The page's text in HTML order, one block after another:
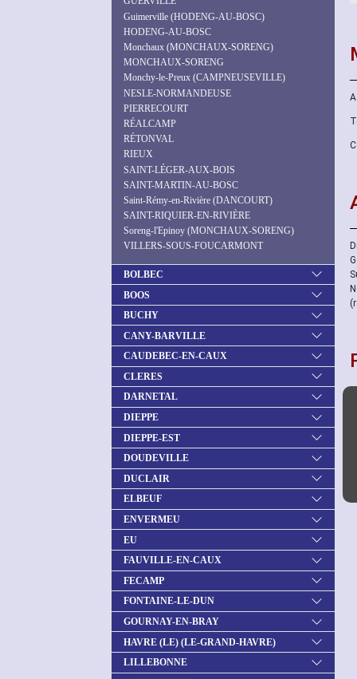
Guimerville (HODENG-AU-BOSC)
HODENG-AU-BOSC
Monchaux (MONCHAUX-SORENG)
MONCHAUX-SORENG
Monchy-le-Preux (CAMPNEUSEVILLE)
NESLE-NORMANDEUSE
PIERRECOURT
RÉALCAMP
RÉTONVAL
RIEUX
SAINT-LÉGER-AUX-BOIS
SAINT-MARTIN-AU-BOSC
Saint-Rémy-en-Rivière (DANCOURT)
SAINT-RIQUIER-EN-RIVIÈRE
Soreng-l'Epinoy (MONCHAUX-SORENG)
VILLERS-SOUS-FOUCARMONT
BOLBEC
BOOS
BUCHY
CANY-BARVILLE
CAUDEBEC-EN-CAUX
CLERES
DARNETAL
DIEPPE
DIEPPE-EST
DOUDEVILLE
DUCLAIR
ELBEUF
ENVERMEU
EU
FAUVILLE-EN-CAUX
FECAMP
FONTAINE-LE-DUN
GOURNAY-EN-BRAY
HAVRE (LE) (LE-GRAND-HAVRE)
LILLEBONNE